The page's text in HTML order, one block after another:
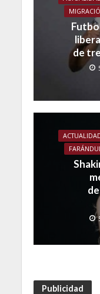
de
Publicidad